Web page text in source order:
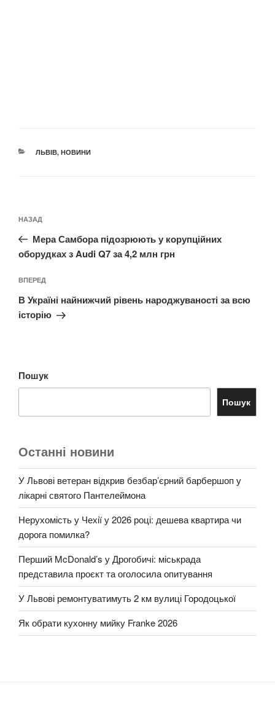
КАТЕГОРІЇ
ЛЬВІВ, НОВИНИ
записів
Попередній
запис:
НАЗАД
Мера Самбора підозрюють у корупційних
оборудках з Audi Q7 за 4,2 млн грн
Наступний
запис
ВПЕРЕД
В Україні найнижчий рівень народжуваності за всю
історію
Пошук
Пошук
Останні новини
У Львові ветеран відкрив безбар’єрний барбершоп у
лікарні святого Пантелеймона
Нерухомість у Чехії у 2026 році: дешева квартира чи
дорога помилка?
Перший McDonald’s у Дрогобичі: міськрада
представила проєкт та оголосила опитування
У Львові ремонтуватимуть 2 км вулиці Городоцької
Як обрати кухонну мийку Franke 2026